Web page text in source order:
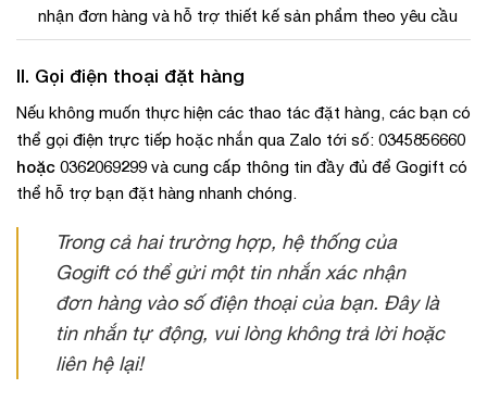
nhận đơn hàng và hỗ trợ thiết kế sản phẩm theo yêu cầu
II. Gọi điện thoại đặt hàng
Nếu không muốn thực hiện các thao tác đặt hàng, các bạn có
thể gọi điện trực tiếp hoặc nhắn qua Zalo tới số: 0345856660
hoặc 0362069299 và cung cấp thông tin đầy đủ để Gogift có
thể hỗ trợ bạn đặt hàng nhanh chóng.
Trong cả hai trường hợp, hệ thống của
Gogift có thể gửi một tin nhắn xác nhận
đơn hàng vào số điện thoại của bạn. Đây là
tin nhắn tự động, vui lòng không trả lời hoặc
liên hệ lại!